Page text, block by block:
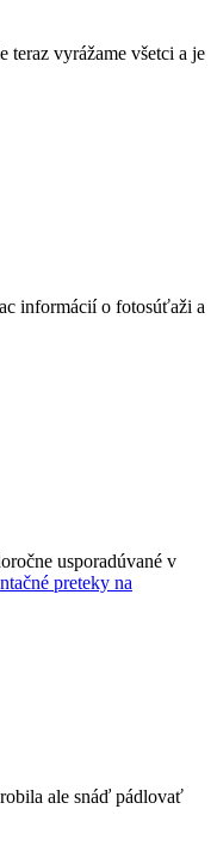
teraz vyrážame všetci a je
informácií o fotosúťaži a
usporadúvané v
preteky na
ale snáď pádlovať